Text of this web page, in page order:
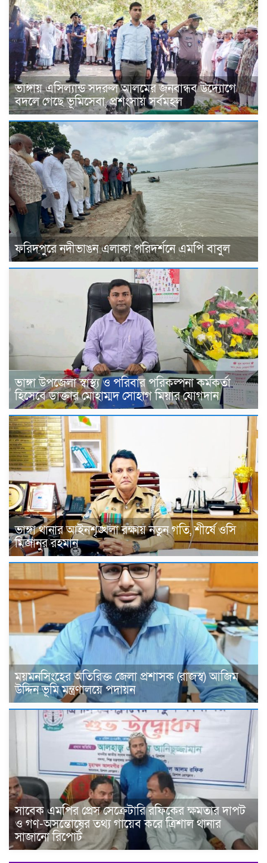
ভাঙ্গায় এসিল্যান্ড সদরুল আলমের জনবান্ধব উদ্যোগে
বদলে গেছে ভূমিসেবা, প্রশংসায় সর্বমহল
ফরিদপুরে নদীভাঙন এলাকা পরিদর্শনে এমপি বাবুল
ভাঙ্গা উপজেলা স্বাস্থ্য ও পরিবার পরিকল্পনা কর্মকর্তা
হিসেবে ডাক্তার মোহাম্মদ সোহাগ মিয়ার যোগদান
ভাঙ্গা থানার আইনশৃঙ্খলা রক্ষায় নতুন গতি, শীর্ষে ওসি
মিজানুর রহমান
ময়মনসিংহের অতিরিক্ত জেলা প্রশাসক (রাজস্ব) আজিম
উদ্দিন ভূমি মন্ত্রণালয়ে পদায়ন
সাবেক এমপির প্রেস সেক্রেটারি রফিকের ক্ষমতার দাপট
ও গণ-অসন্তোষের তথ্য গায়েব করে ত্রিশাল থানার
সাজানো রিপোর্ট